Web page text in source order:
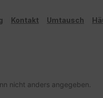
Kontakt Umtausch
nicht anders angegeben.